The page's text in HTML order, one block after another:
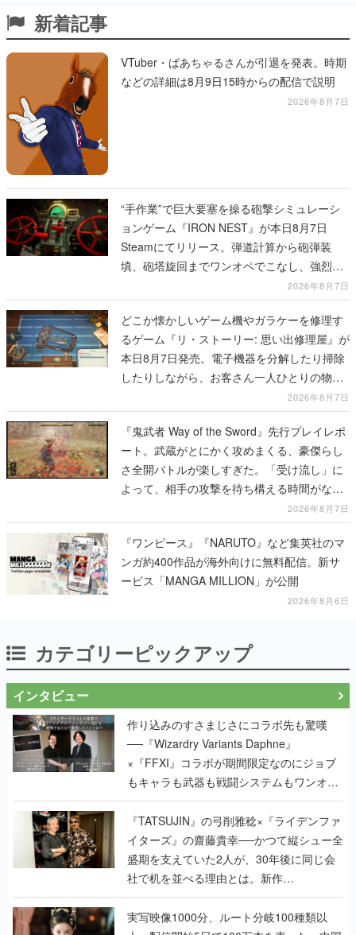
新着記事
VTuber・ばあちゃるさんが引退を発表。時期
などの詳細は8月9日15時からの配信で説明
2026年8月7日
“手作業”で巨大要塞を操る砲撃シミュレーシ
ョンゲーム『IRON NEST』が本日8月7日
Steamにてリリース。弾道計算から砲弾装
填、砲塔旋回までワンオペでこなし、強烈な
一撃をブチかませるロマンある作品2026年8月7日
どこか懐かしいゲーム機やガラケーを修理す
るゲーム『リ・ストーリー: 思い出修理屋』が
本日8月7日発売。電子機器を分解したり掃除
したりしながら、お客さん一人ひとりの物語
2026年8月7日
『鬼武者 Way of the Sword』先行プレイレポ
ート。武蔵がとにかく攻めまくる、豪傑らし
さ全開バトルが楽しすぎた。「受け流し」に
よって、相手の攻撃を待ち構える時間がなく
2026年8月7日
『ワンピース』『NARUTO』など集英社のマ
ンガ約400作品が海外向けに無料配信。新サ
ービス「MANGA MILLION」が公開
2026年8月6日
カテゴリーピックアップ
インタビュー
作り込みのすさまじさにコラボ先も驚嘆
──『Wizardry Variants Daphne』
×『FFXI』コラボが期間限定なのにジョブ
もキャラも武器も戦闘システムもワンオフ
で作り込まれた理由を両ディレクターに聞
く
『TATSUJIN』の弓削雅稔×『ライデンファ
イターズ』の齋藤貴幸──かつて縦シュー全
盛期を支えていた2人が、30年後に同じ会
社で机を並べる理由とは。新作
『TATSUJIN EXTREME』で初タッグを組
んだレジェンド2人に訊く開発秘話
実写映像1000分、ルート分岐100種類以